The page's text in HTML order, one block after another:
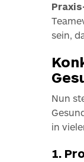
sein,
Nun
in
1.